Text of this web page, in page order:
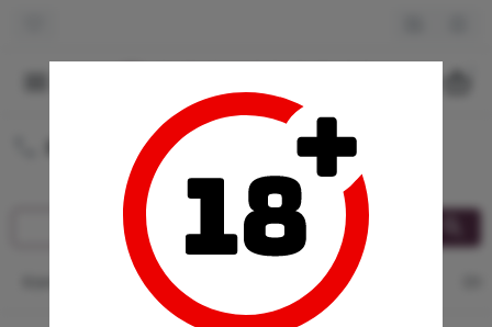
8 (980) 222-88-55
Круглосуточная доставка
Оплата и доставка Кэшбек